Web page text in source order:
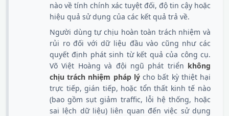
nào về tính chính xác tuyệt đối, độ tin cậy hoặc
hiệu quả sử dụng của các kết quả trả về.
Người dùng tự chịu hoàn toàn trách nhiệm và
rủi ro đối với dữ liệu đầu vào cũng như các
quyết định phát sinh từ kết quả của công cụ.
Võ Việt Hoàng và đội ngũ phát triển không
chịu trách nhiệm pháp lýcho bất kỳ thiệt hại
trực tiếp, gián tiếp, hoặc tổn thất kinh tế nào
(bao gồm sụt giảm traffic, lỗi hệ thống, hoặc
sai lệch dữ liệu) liên quan đến việc sử dụng